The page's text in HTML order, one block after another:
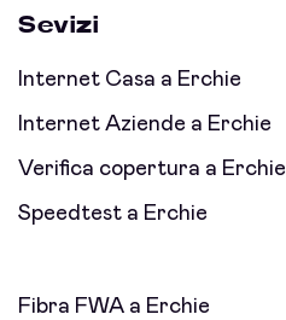
Sevizi
Internet Casa a Erchie
Internet Aziende a Erchie
Verifica copertura a Erchie
Speedtest a Erchie
Fibra FWA a Erchie